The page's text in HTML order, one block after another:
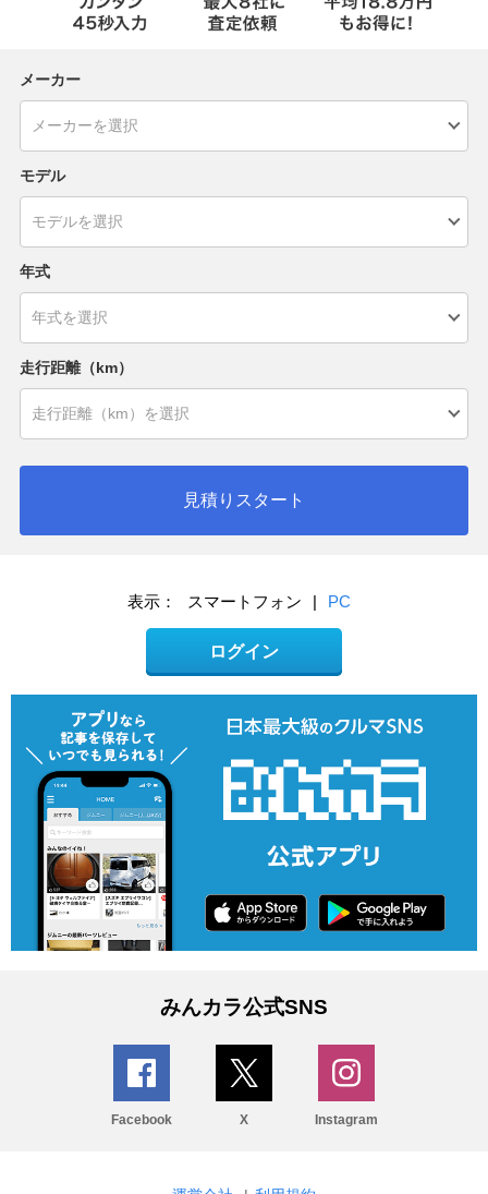
メーカー
モデル
年式
走行距離（km）
見積りスタート
表示： スマートフォン | PC
ログイン
みんカラ公式SNS
Facebook X Instagram